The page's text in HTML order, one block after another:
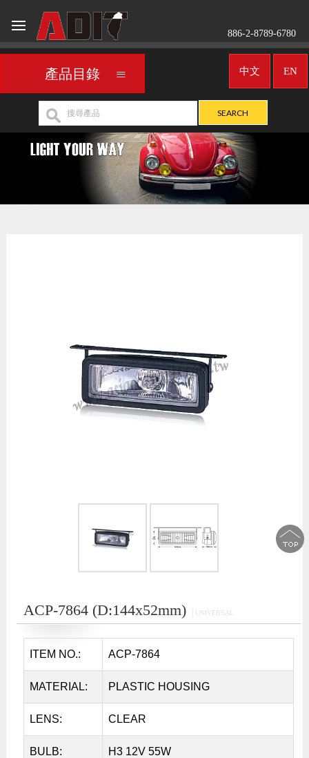
886-2-8789-6780
產品目錄 EN
中文
ACP-7864 (D:144x52mm) │UNIVERSAL
ITEM NO.: ACP-7864
MATERIAL: PLASTIC HOUSING
LENS: CLEAR
BULB: H3 12V 55W